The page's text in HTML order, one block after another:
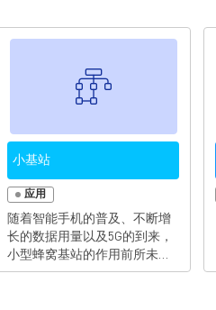
小基站
应用
随着智能手机的普及、不断增
长的数据用量以及5G的到来，
小型蜂窝基站的作用前所未有
地显现。其设计必须满足越来